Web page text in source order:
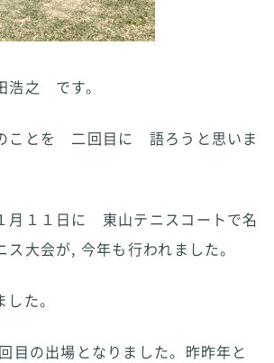
浩之 です。
ことを 二回目に 語ろうと思いま
月１１日に 東山テニスコートで名
大会が, 今年も行われました。
た。
の出場となりました。昨昨年と